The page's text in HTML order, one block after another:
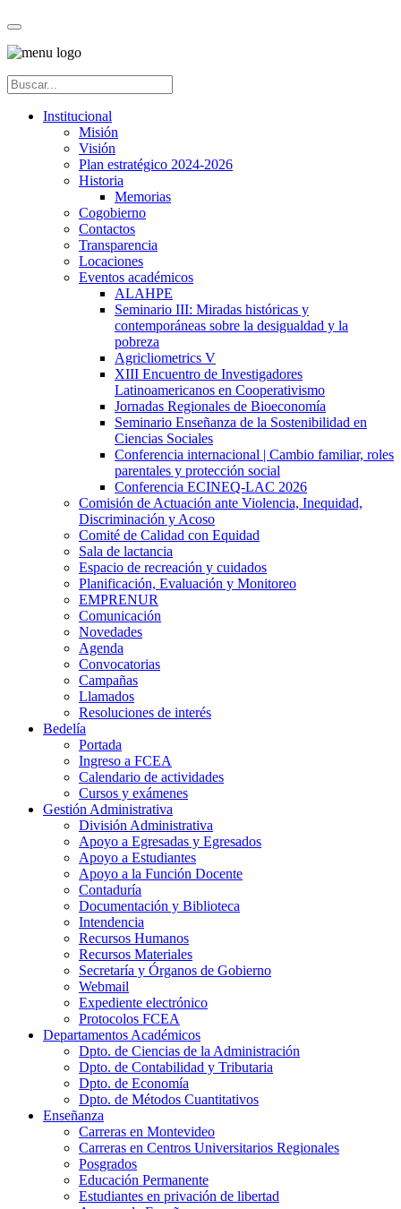
Institucional
Misión
Visión
Plan estratégico 2024-2026
Historia
Memorias
Cogobierno
Contactos
Transparencia
Locaciones
Eventos académicos
ALAHPE
Seminario III: Miradas históricas y
contemporáneas sobre la desigualdad y la
pobreza
Agricliometrics V
XIII Encuentro de Investigadores
Latinoamericanos en Cooperativismo
Jornadas Regionales de Bioeconomía
Seminario Enseñanza de la Sostenibilidad en
Ciencias Sociales
Conferencia internacional | Cambio familiar, roles
parentales y protección social
Conferencia ECINEQ-LAC 2026
Comisión de Actuación ante Violencia, Inequidad,
Discriminación y Acoso
Comité de Calidad con Equidad
Sala de lactancia
Espacio de recreación y cuidados
Planificación, Evaluación y Monitoreo
EMPRENUR
Comunicación
Novedades
Agenda
Convocatorias
Campañas
Llamados
Resoluciones de interés
Bedelía
Portada
Ingreso a FCEA
Calendario de actividades
Cursos y exámenes
Gestión Administrativa
División Administrativa
Apoyo a Egresadas y Egresados
Apoyo a Estudiantes
Apoyo a la Función Docente
Contaduría
Documentación y Biblioteca
Intendencia
Recursos Humanos
Recursos Materiales
Secretaría y Órganos de Gobierno
Webmail
Expediente electrónico
Protocolos FCEA
Departamentos Académicos
Dpto. de Ciencias de la Administración
Dpto. de Contabilidad y Tributaria
Dpto. de Economía
Dpto. de Métodos Cuantitativos
Enseñanza
Carreras en Montevideo
Carreras en Centros Universitarios Regionales
Posgrados
Educación Permanente
Estudiantes en privación de libertad